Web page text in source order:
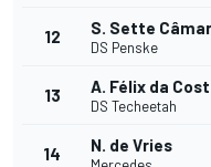
12 S. Sette
DS Penske
13 A. Félix da
DS Techeetah
14 N. de Vries